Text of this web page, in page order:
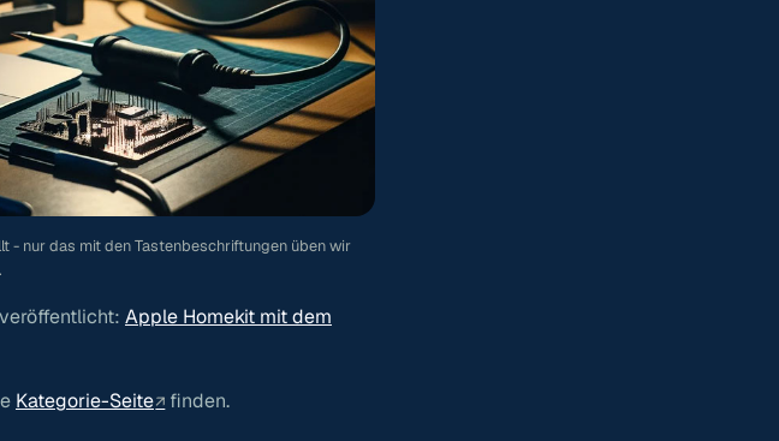
- nur das mit den Tastenbeschriftungen üben wir
Apple Homekit mit dem
Kategorie-Seite finden.